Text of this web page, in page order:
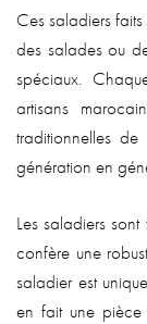
Ces saladiers
des salades ou
spéciaux.
artisans
traditionnelles
génération en
Les saladiers
confère une
saladier est
en fait une pièce